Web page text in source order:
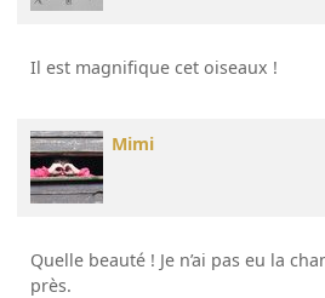
Il est magnifique cet oiseaux !
Mimi
Quelle beauté ! Je n’ai pas eu la
près.